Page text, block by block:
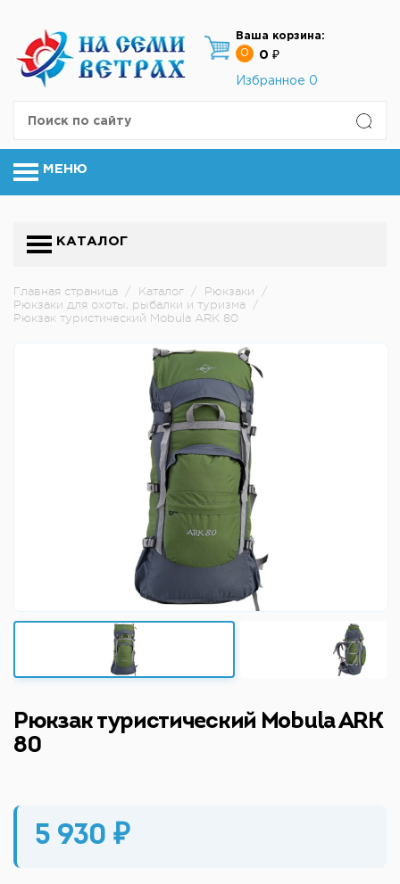
Ваша корзина:
0
0 ₽
Избранное 0
МЕНЮ
КАТАЛОГ
Главная страница / Каталог / Рюкзаки
/
Рюкзаки для охоты, рыбалки и туризма /
Рюкзак туристический Mobula ARK 80
Рюкзак туристический Mobula ARK
80
5 930 ₽